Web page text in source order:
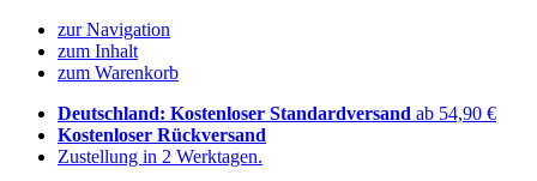
zur Navigation
zum Inhalt
zum Warenkorb
Deutschland: Kostenloser Standardversand ab 54,90 €
Kostenloser Rückversand
Zustellung in 2 Werktagen.